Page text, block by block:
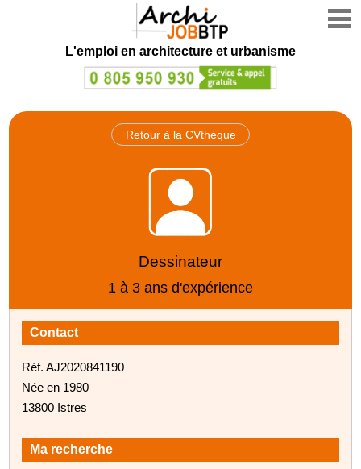
L'emploi en architecture et urbanisme
Retour à la CVthèque
Dessinateur
1 à 3 ans d'expérience
Contact
Réf. AJ2020841190
Née en 1980
13800 Istres
Ma recherche